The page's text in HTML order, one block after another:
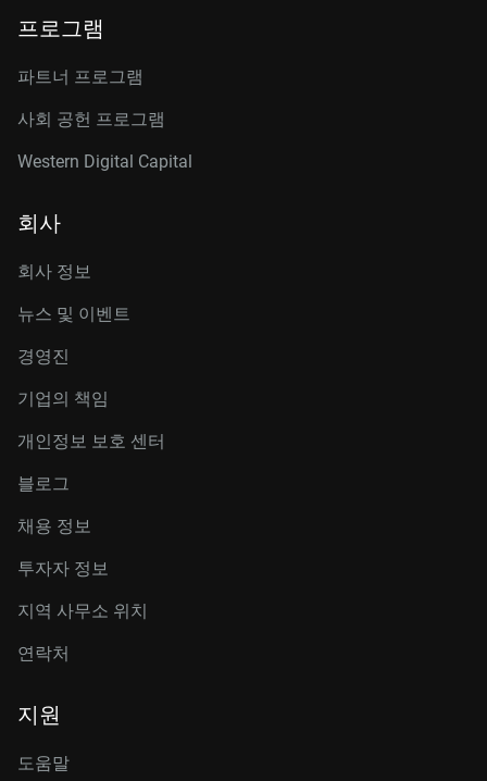
프로그램
파트너 프로그램
사회 공헌 프로그램
Western Digital Capital
회사
회사 정보
뉴스 및 이벤트
경영진
기업의 책임
개인정보 보호 센터
블로그
채용 정보
투자자 정보
지역 사무소 위치
연락처
지원
도움말